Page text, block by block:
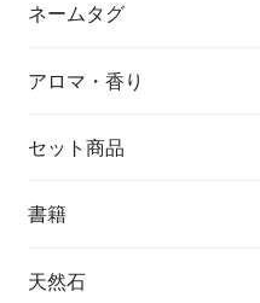
ネームタグ
アロマ・香り
セット商品
書籍
天然石